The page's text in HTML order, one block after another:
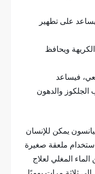
على تطهير
ويحافظ
فيساعد
والدهون
يمكن للإنسان
ملعقة صغيرة
المغلي لعلاج